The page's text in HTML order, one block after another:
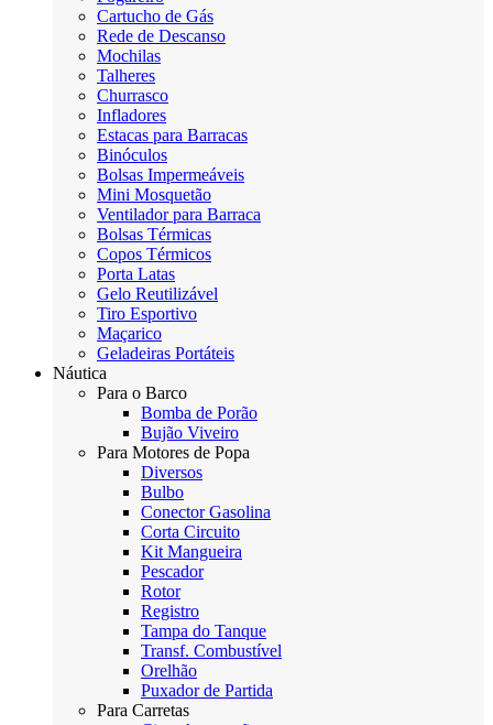
Cartucho de Gás
Rede de Descanso
Mochilas
Talheres
Churrasco
Infladores
Estacas para Barracas
Binóculos
Bolsas Impermeáveis
Mini Mosquetão
Ventilador para Barraca
Bolsas Térmicas
Copos Térmicos
Porta Latas
Gelo Reutilizável
Tiro Esportivo
Maçarico
Geladeiras Portáteis
Náutica
Para o Barco
Bomba de Porão
Bujão Viveiro
Para Motores de Popa
Diversos
Bulbo
Conector Gasolina
Corta Circuito
Kit Mangueira
Pescador
Rotor
Registro
Tampa do Tanque
Transf. Combustível
Orelhão
Puxador de Partida
Para Carretas